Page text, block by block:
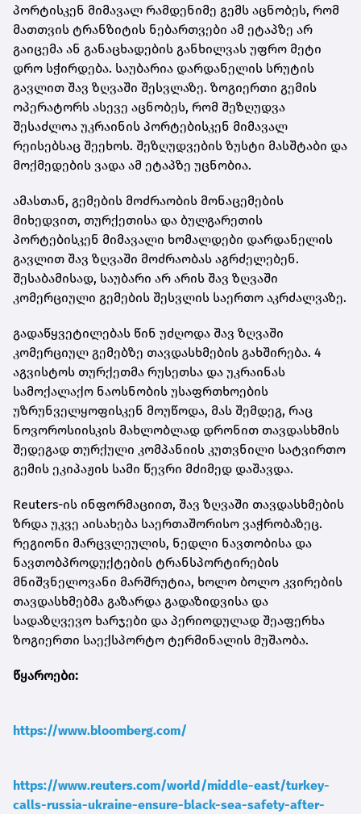
პორტისკენ მიმავალ რამდენიმე გემს აცნობეს, რომ
მათთვის ტრანზიტის ნებართვები ამ ეტაპზე არ
გაიცემა ან განაცხადების განხილვას უფრო მეტი
დრო სჭირდება. საუბარია დარდანელის სრუტის
გავლით შავ ზღვაში შესვლაზე. ზოგიერთი გემის
ოპერატორს ასევე აცნობეს, რომ შეზღუდვა
შესაძლოა უკრაინის პორტებისკენ მიმავალ
რეისებსაც შეეხოს. შეზღუდვების ზუსტი მასშტაბი და
მოქმედების ვადა ამ ეტაპზე უცნობია.
ამასთან, გემების მოძრაობის მონაცემების
მიხედვით, თურქეთისა და ბულგარეთის
პორტებისკენ მიმავალი ხომალდები დარდანელის
გავლით შავ ზღვაში მოძრაობას აგრძელებენ.
შესაბამისად, საუბარი არ არის შავ ზღვაში
კომერციული გემების შესვლის საერთო აკრძალვაზე.
გადაწყვეტილებას წინ უძღოდა შავ ზღვაში
კომერციულ გემებზე თავდასხმების გახშირება. 4
აგვისტოს თურქეთმა რუსეთსა და უკრაინას
სამოქალაქო ნაოსნობის უსაფრთხოების
უზრუნველყოფისკენ მოუწოდა, მას შემდეგ, რაც
ნოვოროსიისკის მახლობლად დრონით თავდასხმის
შედეგად თურქული კომპანიის კუთვნილი სატვირთო
გემის ეკიპაჟის სამი წევრი მძიმედ დაშავდა.
Reuters-ის ინფორმაციით, შავ ზღვაში თავდასხმების
ზრდა უკვე აისახება საერთაშორისო ვაჭრობაზეც.
რეგიონი მარცვლეულის, ნედლი ნავთობისა და
ნავთობპროდუქტების ტრანსპორტირების
მნიშვნელოვანი მარშრუტია, ხოლო ბოლო კვირების
თავდასხმებმა გაზარდა გადაზიდვისა და
სადაზღვევო ხარჯები და პერიოდულად შეაფერხა
ზოგიერთი საექსპორტო ტერმინალის მუშაობა.
წყაროები:
https://www.bloomberg.com/
https://www.reuters.com/world/middle-east/turkey-
calls-russia-ukraine-ensure-black-sea-safety-after-